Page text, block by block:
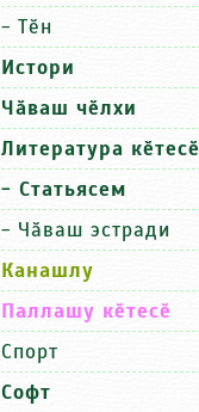
- Тӗн
Истори
Чӑваш чӗлхи
Литература кӗтесӗ
- Статьясем
- Чӑваш эстради
Канашлу
Паллашу кӗтесӗ
Спорт
Софт